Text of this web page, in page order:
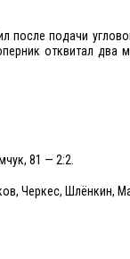
после подачи
отквитал два
81 — 2:2.
Черкес, Шлёнкин,